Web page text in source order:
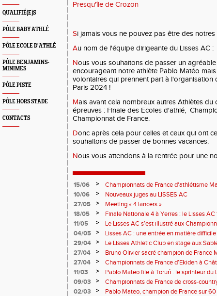
QUALIFIÉ(E)S
PÔLE BABY ATHLÉ
PÔLE ECOLE D'ATHLÉ
PÔLE BENJAMINS-
MINIMES
PÔLE PISTE
PÔLE HORS STADE
CONTACTS
Si jamais vous ne pouvez pas être des notres
Au nom de l'équipe dirigeante du Lisses AC :
Nous vous souhaitons de passer un
encourageant notre athlète Pablo Matéo
volontaires qui prennent part à l'organisation
Paris 2024 !
Mais avant cela nombreux autres Athlètes du
épreuves : Finale des Ecoles d'athlé,
Championnat de France.
Donc après cela pour celles et ceux qui ont
souhaitons de passer de bonnes vacances.
Nous vous attendons à la rentrée pour une
15/06 >
Championnats de France d'athlétisme
10/06
>
Nouveaux juges au LISSES AC
27/05
>
Meeting « 4 lancers »
18/05
>
Finale Nationale 4 à Yerres : le Lisses
11/05
>
Le Lisses AC s’est illustré aux
Troyes
04/05 >
Lisses AC : une entrée en matière
29/04
>
Le Lisses Athletic Club en stage aux
travail intense au bord de l’Atlantique
27/04 >
Bruno Olivier sacré champion de France
27/04
>
Championnats de France d’Ekiden à
11/03
>
Pablo Mateo file à Toruń : le sprinteur du
09/03
>
Championnats de France de cross-
performances du Lisses AC
02/03 >
Pablo Mateo, champion de France sur